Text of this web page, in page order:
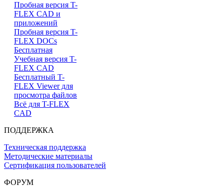
Пробная версия T-
FLEX CAD и
приложений
Пробная версия T-
FLEX DOCs
Бесплатная
Учебная версия T-
FLEX CAD
Бесплатный T-
FLEX Viewer для
просмотра файлов
Всё для T-FLEX
CAD
ПОДДЕРЖКА
Техническая поддержка
Методические материалы
Сертификация пользователей
ФОРУМ